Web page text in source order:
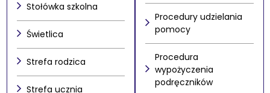
Stołówka szkolna
Świetlica
Strefa rodzica
Strefa ucznia
Procedury udzielania
pomocy
Procedura
wypożyczenia
podręczników